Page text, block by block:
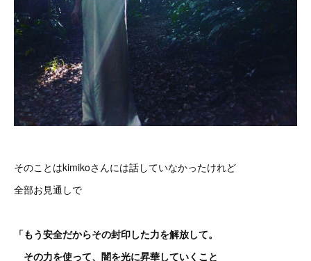
そのことはkimikoさんには話していなかったけれど
全部お見通しで
「もう安全だからその封印した力を解放して。
その力を使って、闇を光に昇華していくこと